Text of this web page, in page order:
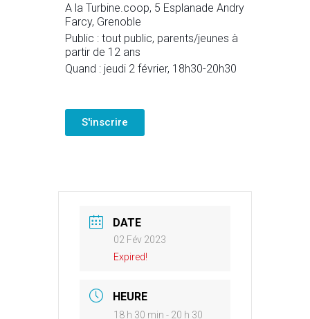
A la Turbine.coop, 5 Esplanade Andry
Farcy, Grenoble
Public : tout public, parents/jeunes à
partir de 12 ans
Quand : jeudi 2 février, 18h30-20h30
S'inscrire
DATE
02 Fév 2023
Expired!
HEURE
18 h 30 min - 20 h 30